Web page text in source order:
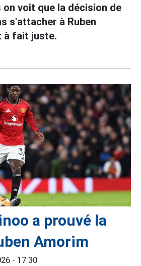
on voit que la décision de
s'attacher à Ruben
à fait juste.
a prouvé la
Amorim
- 17:30